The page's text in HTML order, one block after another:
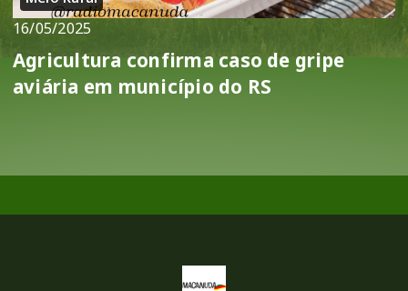
16/05/2025
Agricultura confirma caso de gripe
aviária em município do RS